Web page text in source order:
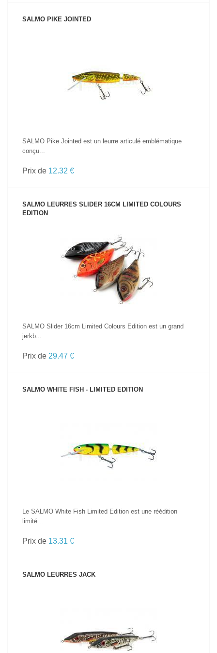
SALMO PIKE JOINTED
SALMO Pike Jointed est un leurre articulé emblématique
conçu...
Prix de 12.32 €
SALMO LEURRES SLIDER 16CM LIMITED COLOURS
EDITION
VOIR LE PRODUIT
SALMO Slider 16cm Limited Colours Edition est un grand
jerkb...
Prix de 29.47 €
SALMO WHITE FISH - LIMITED EDITION
Le SALMO White Fish Limited Edition est une réédition
limité...
Prix de 13.31 €
SALMO LEURRES JACK